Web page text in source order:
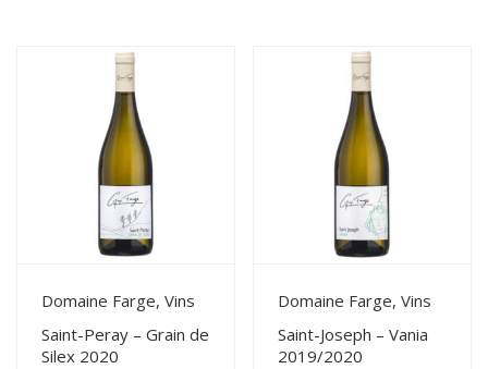
View Details
Domaine Farge, Vins
Saint-Peray – Grain de
Silex 2020
View Details
Domaine Farge, Vins
Saint-Joseph – Vania
2019/2020